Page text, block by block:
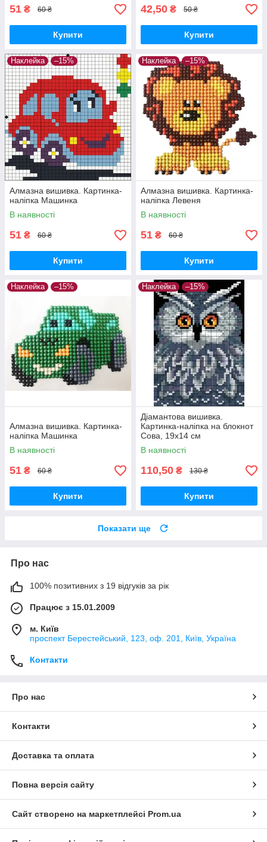
51 ₴ 60 ₴
Купити
42,50 ₴ 50 ₴
Купити
Наклейка –15%
Алмазна вишивка. Картинка-
наліпка Машинка
В наявності
51 ₴ 60 ₴
Купити
Наклейка –15%
Алмазна вишивка. Картинка-
наліпка Левеня
В наявності
51 ₴ 60 ₴
Купити
Наклейка –15%
Алмазна вишивка. Картинка-
наліпка Машинка
В наявності
51 ₴ 60 ₴
Купити
Наклейка –15%
Діамантова вишивка.
Картинка-наліпка на блокнот
Сова, 19х14 см
В наявності
110,50 ₴ 130 ₴
Купити
Показати ще
Про нас
100% позитивних з 19 відгуків за рік
Працює з 15.01.2009
м. Київ
проспект Берестейський, 123, оф. 201, Київ, Україна
Контакти
Про нас
Контакти
Доставка та оплата
Повна версія сайту
Сайт створено на маркетплейсі Prom.ua